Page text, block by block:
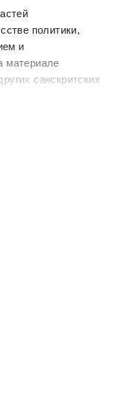
политики,
и
материале
санскритских
и права.